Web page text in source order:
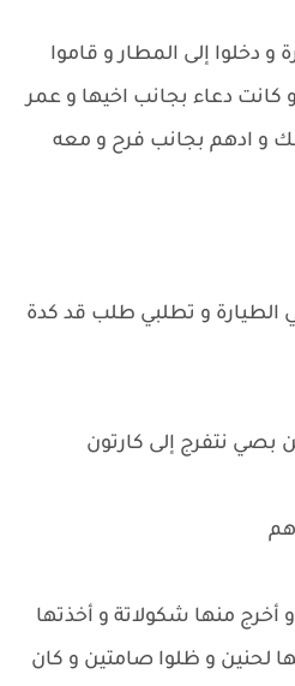
و دخلوا إلى المطار و قاموا
و كانت دعاء بجانب اخيها و عمر
و ادهم بجانب فرح و معه
الطيارة و تطلبي طلب قد كدة
بصي نتفرج إلى كارتون
أخرج منها شكولاتة و أخذتها
لحنين و ظلوا صامتين و كان